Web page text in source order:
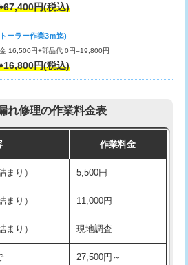
円(税込)
ーラー作業3ｍ迄)
16,500円+部品代 0円=19,800円
円(税込)
れ修理の作業料金表
作業料金
まり） 5,500円
まり） 11,000円
まり） 現地調査
27,500円～